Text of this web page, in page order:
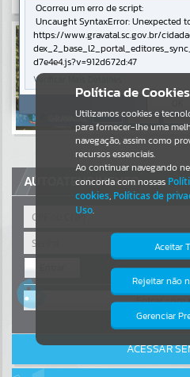
Resultados para""
Portais
Por favor,
NOTÍCIAS
Por favor,
Por favor,
Por favor,
AUTOATENDIMENTO
OU
Cadastre-se|
ACESSAR
Política de Cookies
Utilizamos cookies e
para fornecer-lhe uma
navegação, assim como
recursos essenciais.
Ao continuar navegando
concorda com nossas
cookies, Políticas de
Uso.
Aceitar
Rejeitar não
Gerenciar
Isto significa que
providenciados poderão
Ocorreu um erro de script:
Uncaught SyntaxError: Unexpected
https://www.gravatal.sc.gov.br/
d7e4e4.js?v=912d672d:47
Verificar Mais Detalhes